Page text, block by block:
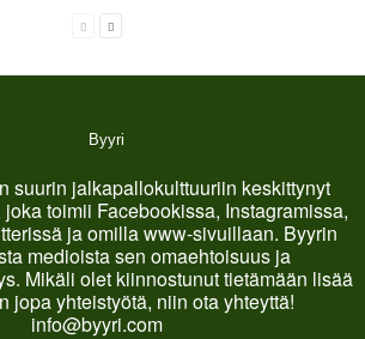
suurin jalkapallokulttuuriin keskittynyt
toimii Facebookissa, Instagramissa,
ja omilla www-sivuillaan. Byyrin
medioista sen omaehtoisuus ja
Mikäli olet kiinnostunut tietämään lisää
jopa yhteistyötä, niin ota yhteyttä!
info@byyri.com